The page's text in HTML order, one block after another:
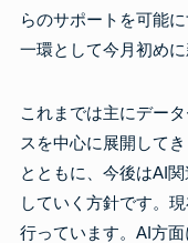
らのサポートを可能
一環として今月初め
これまでは主にデー
スを中心に展開して
とともに、今後はAI
していく方針です。
行っています。AI方